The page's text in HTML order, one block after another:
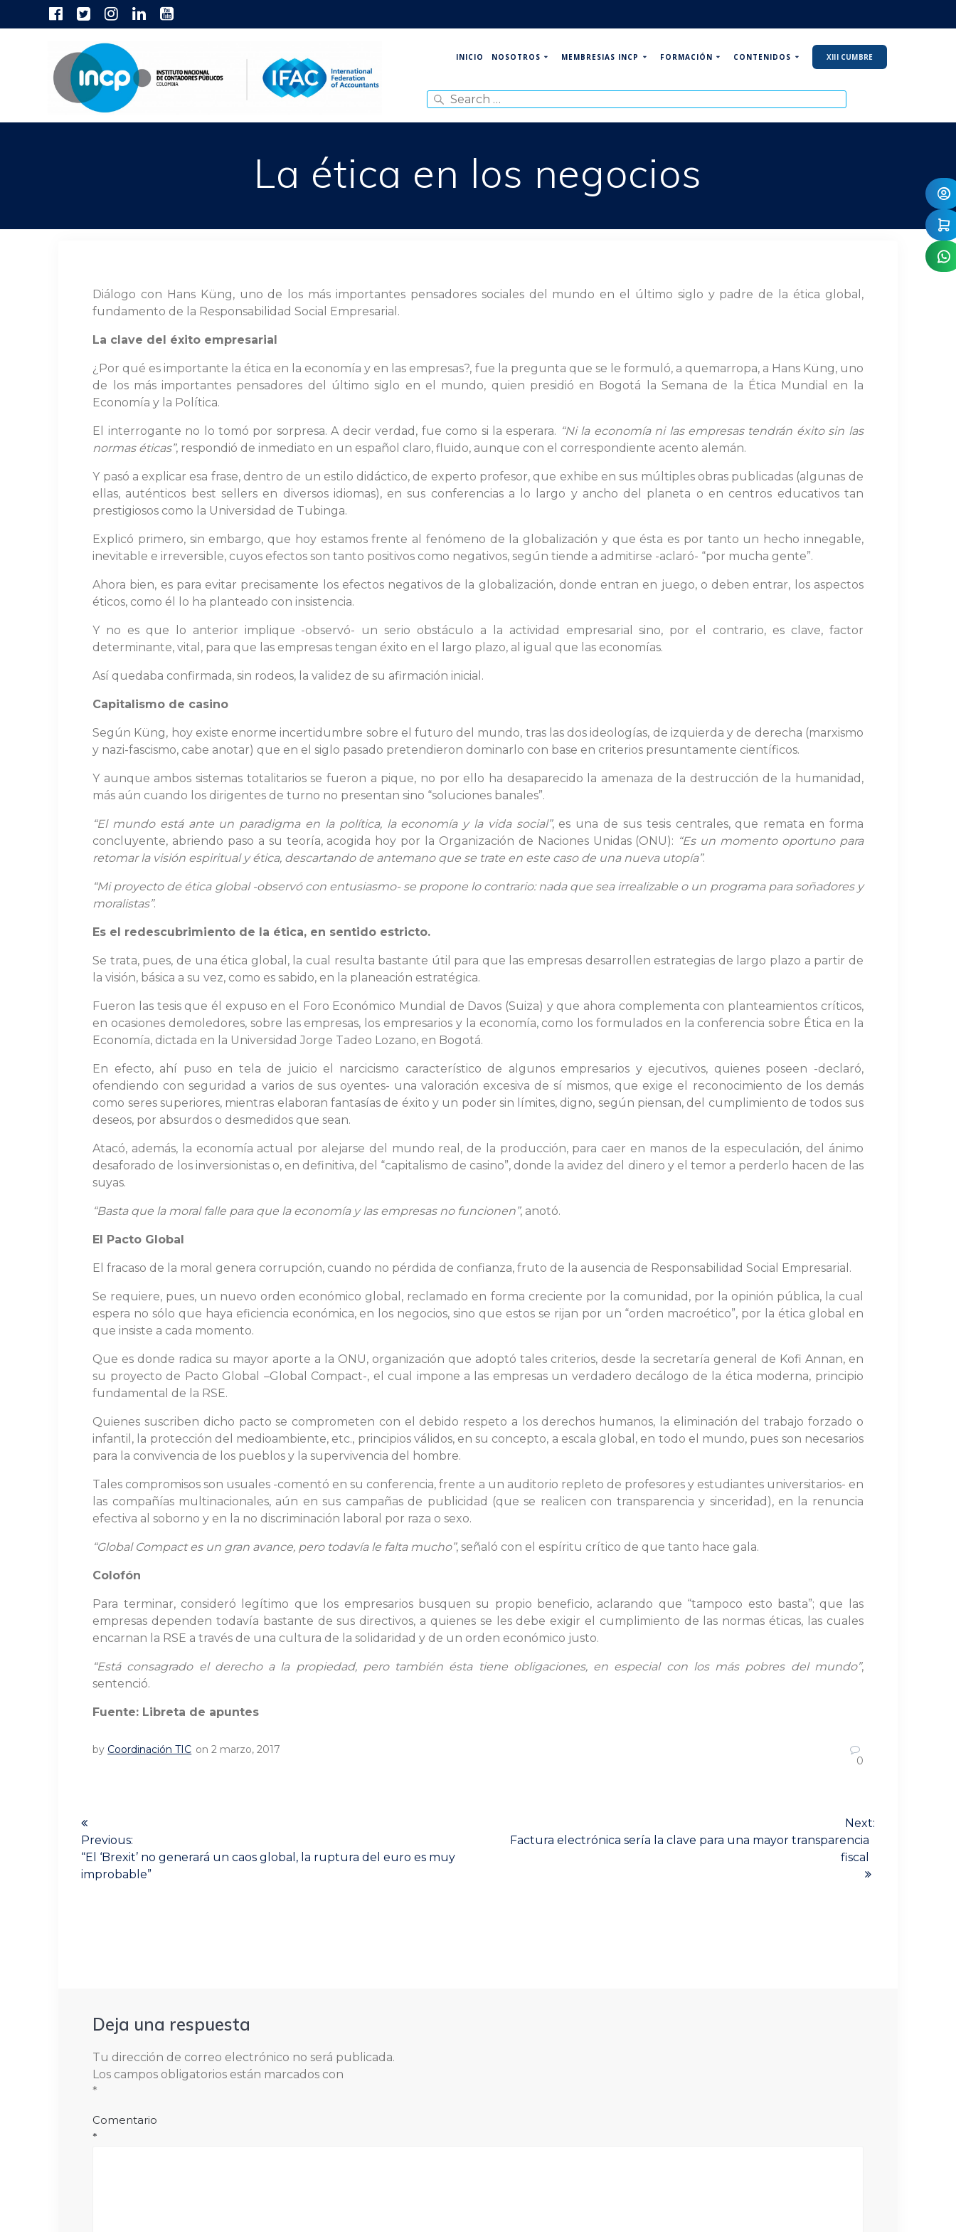
INICIO NOSOTROS MEMBRESIAS INCP FORMACIÓN CONTENIDOS XIII CUMBRE
for:
La ética en los negocios
Diálogo con Hans Küng, uno de los más importantes pensadores sociales del mundo en el último siglo y padre de la ética global,
fundamento de la Responsabilidad Social Empresarial.
La clave del éxito empresarial
¿Por qué es importante la ética en la economía y en las empresas?, fue la pregunta que se le formuló, a quemarropa, a Hans Küng, uno
de los más importantes pensadores del último siglo en el mundo, quien presidió en Bogotá la Semana de la Ética Mundial en la
Economía y la Política.
El interrogante no lo tomó por sorpresa. A decir verdad, fue como si la esperara. “Ni la economía ni las empresas tendrán éxito sin las
normas éticas”, respondió de inmediato en un español claro, fluido, aunque con el correspondiente acento alemán.
Y pasó a explicar esa frase, dentro de un estilo didáctico, de experto profesor, que exhibe en sus múltiples obras publicadas (algunas de
ellas, auténticos best sellers en diversos idiomas), en sus conferencias a lo largo y ancho del planeta o en centros educativos tan
prestigiosos como la Universidad de Tubinga.
Explicó primero, sin embargo, que hoy estamos frente al fenómeno de la globalización y que ésta es por tanto un hecho innegable,
inevitable e irreversible, cuyos efectos son tanto positivos como negativos, según tiende a admitirse -aclaró- “por mucha gente”.
Ahora bien, es para evitar precisamente los efectos negativos de la globalización, donde entran en juego, o deben entrar, los aspectos
éticos, como él lo ha planteado con insistencia.
Y no es que lo anterior implique -observó- un serio obstáculo a la actividad empresarial sino, por el contrario, es clave, factor
determinante, vital, para que las empresas tengan éxito en el largo plazo, al igual que las economías.
Así quedaba confirmada, sin rodeos, la validez de su afirmación inicial.
Capitalismo de casino
Según Küng, hoy existe enorme incertidumbre sobre el futuro del mundo, tras las dos ideologías, de izquierda y de derecha (marxismo
y nazi-fascismo, cabe anotar) que en el siglo pasado pretendieron dominarlo con base en criterios presuntamente científicos.
Y aunque ambos sistemas totalitarios se fueron a pique, no por ello ha desaparecido la amenaza de la destrucción de la humanidad,
más aún cuando los dirigentes de turno no presentan sino “soluciones banales”.
“El mundo está ante un paradigma en la política, la economía y la vida social”, es una de sus tesis centrales, que remata en forma
concluyente, abriendo paso a su teoría, acogida hoy por la Organización de Naciones Unidas (ONU): “Es un momento oportuno para
retomar la visión espiritual y ética, descartando de antemano que se trate en este caso de una nueva utopía”.
“Mi proyecto de ética global -observó con entusiasmo- se propone lo contrario: nada que sea irrealizable o un programa para soñadores y
moralistas”.
Es el redescubrimiento de la ética, en sentido estricto.
Se trata, pues, de una ética global, la cual resulta bastante útil para que las empresas desarrollen estrategias de largo plazo a partir de
la visión, básica a su vez, como es sabido, en la planeación estratégica.
Fueron las tesis que él expuso en el Foro Económico Mundial de Davos (Suiza) y que ahora complementa con planteamientos críticos,
en ocasiones demoledores, sobre las empresas, los empresarios y la economía, como los formulados en la conferencia sobre Ética en la
Economía, dictada en la Universidad Jorge Tadeo Lozano, en Bogotá.
En efecto, ahí puso en tela de juicio el narcicismo característico de algunos empresarios y ejecutivos, quienes poseen -declaró,
ofendiendo con seguridad a varios de sus oyentes- una valoración excesiva de sí mismos, que exige el reconocimiento de los demás
como seres superiores, mientras elaboran fantasías de éxito y un poder sin límites, digno, según piensan, del cumplimiento de todos sus
deseos, por absurdos o desmedidos que sean.
Atacó, además, la economía actual por alejarse del mundo real, de la producción, para caer en manos de la especulación, del ánimo
desaforado de los inversionistas o, en definitiva, del “capitalismo de casino”, donde la avidez del dinero y el temor a perderlo hacen de las
suyas.
“Basta que la moral falle para que la economía y las empresas no funcionen”, anotó.
El Pacto Global
El fracaso de la moral genera corrupción, cuando no pérdida de confianza, fruto de la ausencia de Responsabilidad Social Empresarial.
Se requiere, pues, un nuevo orden económico global, reclamado en forma creciente por la comunidad, por la opinión pública, la cual
espera no sólo que haya eficiencia económica, en los negocios, sino que estos se rijan por un “orden macroético”, por la ética global en
que insiste a cada momento.
Que es donde radica su mayor aporte a la ONU, organización que adoptó tales criterios, desde la secretaría general de Kofi Annan, en
su proyecto de Pacto Global –Global Compact-, el cual impone a las empresas un verdadero decálogo de la ética moderna, principio
fundamental de la RSE.
Quienes suscriben dicho pacto se comprometen con el debido respeto a los derechos humanos, la eliminación del trabajo forzado o
infantil, la protección del medioambiente, etc., principios válidos, en su concepto, a escala global, en todo el mundo, pues son necesarios
para la convivencia de los pueblos y la supervivencia del hombre.
Tales compromisos son usuales -comentó en su conferencia, frente a un auditorio repleto de profesores y estudiantes universitarios- en
las compañías multinacionales, aún en sus campañas de publicidad (que se realicen con transparencia y sinceridad), en la renuncia
efectiva al soborno y en la no discriminación laboral por raza o sexo.
“Global Compact es un gran avance, pero todavía le falta mucho”, señaló con el espíritu crítico de que tanto hace gala.
Colofón
Para terminar, consideró legítimo que los empresarios busquen su propio beneficio, aclarando que “tampoco esto basta”; que las
empresas dependen todavía bastante de sus directivos, a quienes se les debe exigir el cumplimiento de las normas éticas, las cuales
encarnan la RSE a través de una cultura de la solidaridad y de un orden económico justo.
“Está consagrado el derecho a la propiedad, pero también ésta tiene obligaciones, en especial con los más pobres del mundo”,
sentenció.
Fuente: Libreta de apuntes
by Coordinación TIC on 2 marzo, 2017
0
Navegación
de
entradas
Previous:
Previous
post:
“El ‘Brexit’ no generará un caos global, la ruptura del euro es muy
improbable”
Next:
NextFactura electrónica sería la clave para una mayor transparencia
fiscal
Deja una respuesta
Tu dirección de correo electrónico no será publicada.
Los campos obligatorios están marcados con
*
Comentario
*